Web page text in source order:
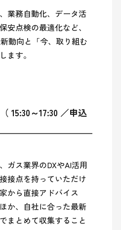
業務自動化、データ活
安点検の最適化など、
動向と「今、取り組む
ます。
15:30～17:30 ／申込
ガス業界のDXやAI活用
接点を持っていただけ
から直接アドバイス
か、自社に合った最新
まとめて収集すること